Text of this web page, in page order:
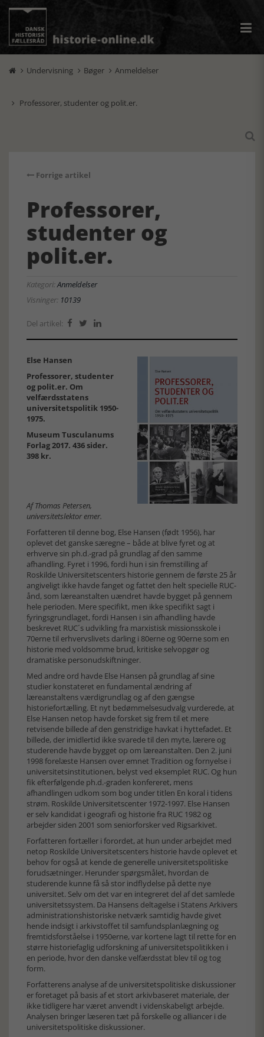
 Undervisning  Bøger  Anmeldelser
 Professorer, studenter og polit.er.

Forrige artikel
Professorer,
studenter og
polit.er.
Kategori:Anmeldelser
Visninger: 10139
Del artikel:   
Else Hansen
Professorer, studenter
og polit.er. Om
velfærdsstatens
universitetspolitik 1950-
1975.
Museum Tusculanums
Forlag 2017. 436 sider.
398 kr.
Af Thomas Petersen,
universitetslektor emer.
Forfatteren til denne bog, Else Hansen (født 1956), har
oplevet det ganske særegne – både at blive fyret og at
erhverve sin ph.d.-grad på grundlag af den samme
afhandling. Fyret i 1996, fordi hun i sin fremstilling af
Roskilde Universitetscenters historie gennem de første 25 år
angiveligt ikke havde fanget og fattet den helt specielle RUC-
ånd, som læreanstalten uændret havde bygget på gennem
hele perioden. Mere specifikt, men ikke specifikt sagt i
fyringsgrundlaget, fordi Hansen i sin afhandling havde
beskrevet RUC´s udvikling fra marxistisk missionsskole i
70erne til erhvervslivets darling i 80erne og 90erne som en
historie med voldsomme brud, kritiske selvopgør og
dramatiske personudskiftninger.
Med andre ord havde Else Hansen på grundlag af sine
studier konstateret en fundamental ændring af
læreanstaltens værdigrundlag og af den gængse
historiefortælling. Et nyt bedømmelsesudvalg vurderede, at
Else Hansen netop havde forsket sig frem til et mere
retvisende billede af den genstridige havkat i hyttefadet. Et
billede, der imidlertid ikke svarede til den myte, lærere og
studerende havde bygget op om læreanstalten. Den 2. juni
1998 forelæste Hansen over emnet Tradition og fornyelse i
universitetsinstitutionen, belyst ved eksemplet RUC. Og hun
fik efterfølgende ph.d.-graden konfereret, mens
afhandlingen udkom som bog under titlen En koral i tidens
strøm. Roskilde Universitetscenter 1972-1997. Else Hansen
er selv kandidat i geografi og historie fra RUC 1982 og
arbejder siden 2001 som seniorforsker ved Rigsarkivet.
Forfatteren fortæller i forordet, at hun under arbejdet med
netop Roskilde Universitetscenters historie havde oplevet et
behov for også at kende de generelle universitetspolitiske
forudsætninger. Herunder spørgsmålet, hvordan de
studerende kunne få så stor indflydelse på dette nye
universitet. Selv om det var en integreret del af det samlede
universitetssystem. Da Hansens deltagelse i Statens Arkivers
administrationshistoriske netværk samtidig havde givet
hende indsigt i arkivstoffet til samfundsplanlægning og
fremtidsforståelse i 1950erne, var kortene lagt til rette for en
større historiefaglig udforskning af universitetspolitikken i
en periode, hvor den danske velfærdsstat blev til og tog
form.
Forfatterens analyse af de universitetspolitiske diskussioner
er foretaget på basis af et stort arkivbaseret materiale, der
ikke tidligere har været anvendt i videnskabeligt arbejde.
Analysen bringer læseren tæt på forskelle og alliancer i de
universitetspolitiske diskussioner.